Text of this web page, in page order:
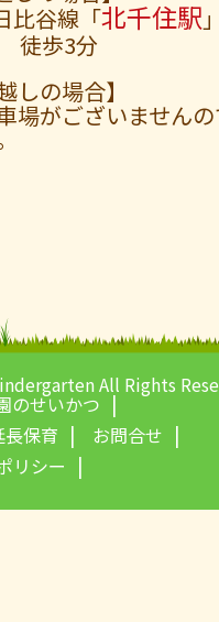
比谷線「北千住駅
徒歩3分
しの場合】
場がございません
All Rights
のせいかつ
保育
お問合せ
リシー